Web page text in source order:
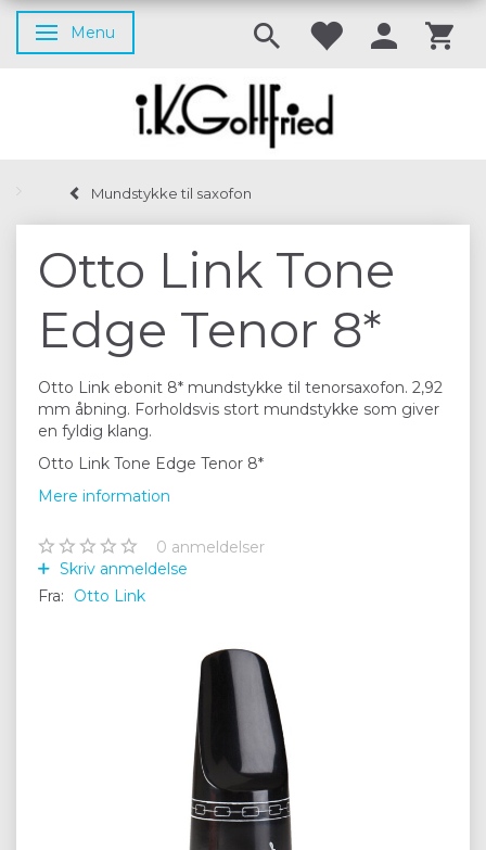
Skifte navigation
Menu
Mundstykke til saxofon
Otto Link Tone
Edge Tenor 8*
Otto Link ebonit 8* mundstykke til tenorsaxofon. 2,92
mm åbning. Forholdsvis stort mundstykke som giver
en fyldig klang.
Otto Link Tone Edge Tenor 8*
Mere information
0 anmeldelser
Skriv anmeldelse
Fra:
Otto Link